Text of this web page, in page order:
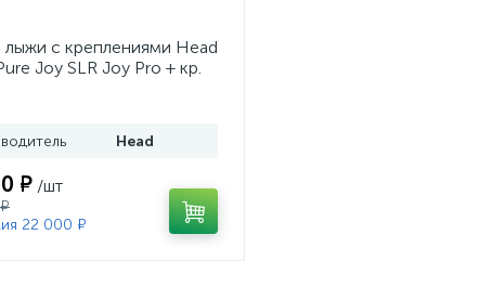
лыжи с креплениями Head
Joy SLR Joy Pro + кр.
Head
₽ /шт
22 000 ₽